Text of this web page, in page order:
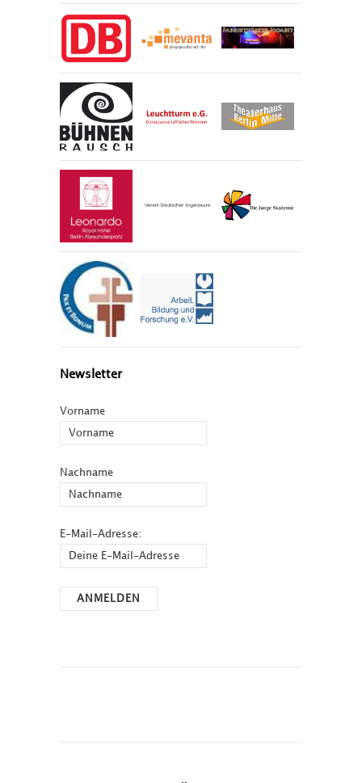
Newsletter
Vorname
Nachname
E-Mail-Adresse: